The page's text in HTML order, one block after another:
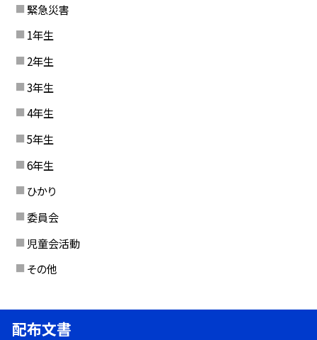
緊急災害
1年生
2年生
3年生
4年生
5年生
6年生
ひかり
委員会
児童会活動
その他
配布文書